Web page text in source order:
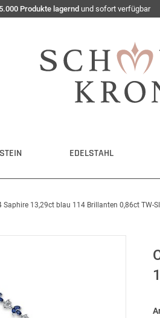
Produkte lagernd und sofort verfügbar
EDELSTAHL
13,29ct blau 114 Brillanten 0,86ct TW-